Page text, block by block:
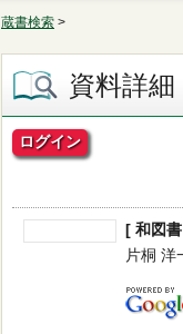
蔵書検索 >
資料詳細
ログイン
[ 和図
片桐 洋